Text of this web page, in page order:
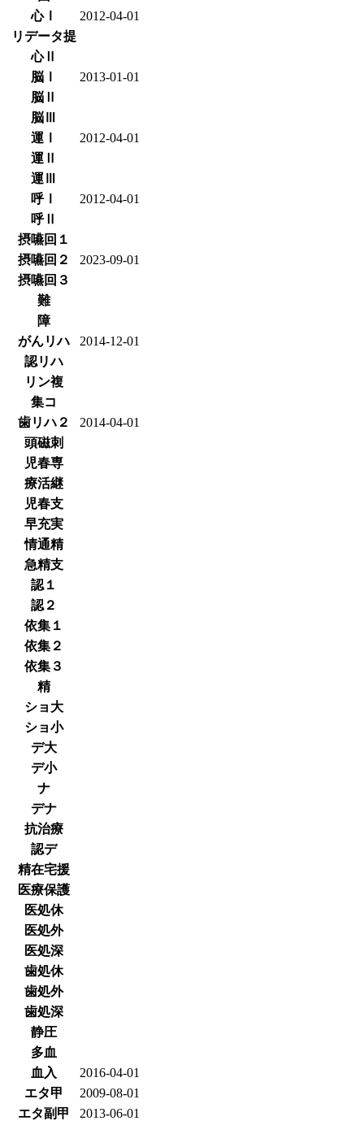
心Ⅰ
2012-04-01
リデータ提
心Ⅱ
脳Ⅰ
2013-01-01
脳Ⅱ
脳Ⅲ
運Ⅰ
2012-04-01
運Ⅱ
運Ⅲ
呼Ⅰ
2012-04-01
呼Ⅱ
摂嚥回１
摂嚥回２
2023-09-01
摂嚥回３
難
障
がんリハ
2014-12-01
認リハ
リン複
集コ
歯リハ２
2014-04-01
頭磁刺
児春専
療活継
児春支
早充実
情通精
急精支
認１
認２
依集１
依集２
依集３
精
ショ大
ショ小
デ大
デ小
ナ
デナ
抗治療
認デ
精在宅援
医療保護
医処休
医処外
医処深
歯処休
歯処外
歯処深
静圧
多血
血入
2016-04-01
エタ甲
2009-08-01
エタ副甲
2013-06-01